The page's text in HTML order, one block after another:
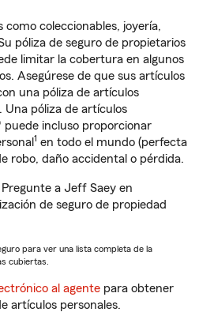
coleccionables, joyería,
póliza de seguro de propietarios
limitar la cobertura en algunos
Asegúrese de que sus artículos
una póliza de artículos
Una póliza de artículos
puede incluso proporcionar
1 en todo el mundo (perfecta
robo, daño accidental o pérdida.
a Jeff Saey en
de seguro de propiedad
para ver una lista completa de la
cubiertas.
al agente para obtener
artículos personales.